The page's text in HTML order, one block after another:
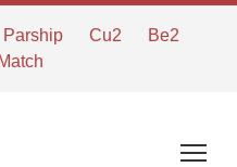
Parship Cu2
Be2